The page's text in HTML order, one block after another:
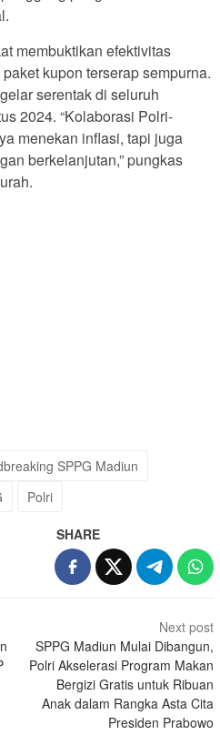
membuktikan efektivitas
kupon terserap sempurna.
serentak di seluruh
2024. “Kolaborasi Polri-
menekan inflasi, tapi juga
berkelanjutan,” pungkas
SPPG Madiun
Polri
SHARE
Next post
SPPG Madiun Mulai Dibangun,
Polri Akselerasi Program Makan
Bergizi Gratis untuk Ribuan
Anak dalam Rangka Asta Cita
Presiden Prabowo